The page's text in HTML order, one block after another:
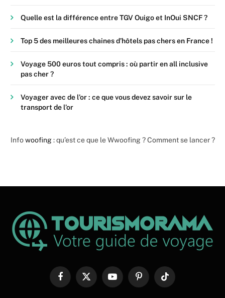
Quelle est la différence entre TGV Ouigo et InOui SNCF ?
Top 5 des meilleures chaines d’hôtels pas chers en France !
Voyage 500 euros tout compris : où partir en all inclusive
pas cher ?
Voyager avec de l’or : ce que vous devez savoir sur le
transport de l’or
Infowoofing: qu’est ce que le Wwoofing ? Comment se lancer ?
FacebookX
YouTubePinterestTikTok